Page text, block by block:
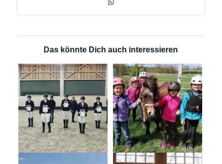
Das könnte Dich auch interessieren